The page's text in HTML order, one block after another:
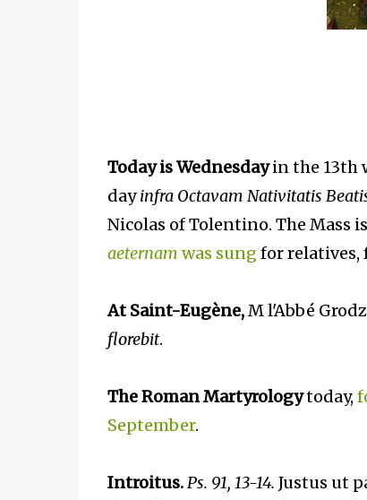
Today is Wednesdayin the 13th
dayinfra Octavam Nativitatis
Nicolas of Tolentino. The Mass is
aeternam was sung for relatives,
At Saint-Eugène,M l'Abbé
florebit.
The Roman Martyrologytoday,
September.
Introitus.Ps. 91, 13-14. Justus ut